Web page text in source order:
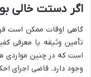
اگر دستت خالی
گاهی اوقات ممکن است
تأمین وثیقه یا معرفی
است که در چنین مواردی
وجود دارد. قاضی اجرای